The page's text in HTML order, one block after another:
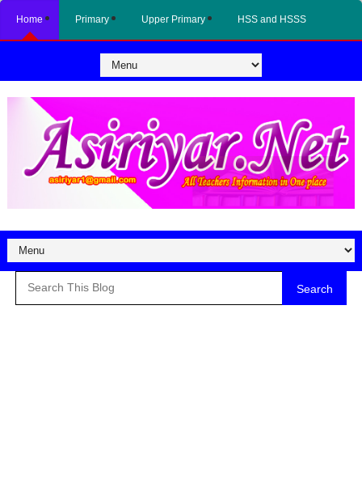
Home Primary Upper Primary HSS and HSSS
Search